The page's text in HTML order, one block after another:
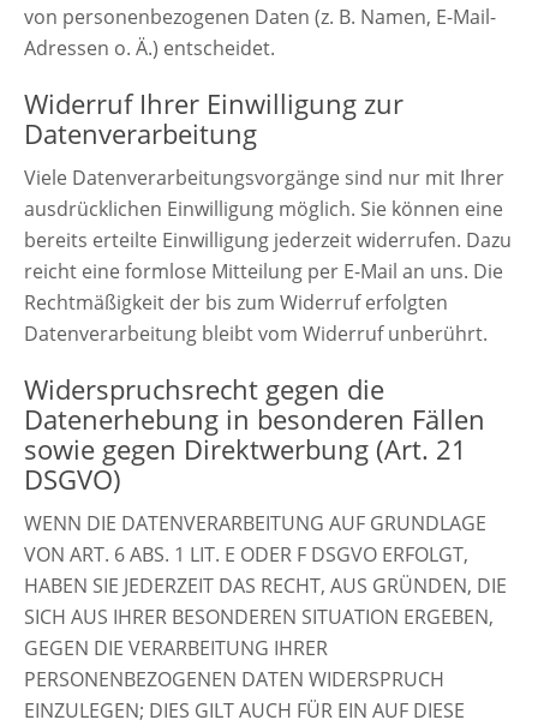
von personenbezogenen Daten (z. B. Namen, E-Mail-
Adressen o. Ä.) entscheidet.
Widerruf Ihrer Einwilligung zur
Datenverarbeitung
Viele Datenverarbeitungsvorgänge sind nur mit Ihrer
ausdrücklichen Einwilligung möglich. Sie können eine
bereits erteilte Einwilligung jederzeit widerrufen. Dazu
reicht eine formlose Mitteilung per E-Mail an uns. Die
Rechtmäßigkeit der bis zum Widerruf erfolgten
Datenverarbeitung bleibt vom Widerruf unberührt.
Widerspruchsrecht gegen die
Datenerhebung in besonderen Fällen
sowie gegen Direktwerbung (Art. 21
DSGVO)
WENN DIE DATENVERARBEITUNG AUF GRUNDLAGE
VON ART. 6 ABS. 1 LIT. E ODER F DSGVO ERFOLGT,
HABEN SIE JEDERZEIT DAS RECHT, AUS GRÜNDEN, DIE
SICH AUS IHRER BESONDEREN SITUATION ERGEBEN,
GEGEN DIE VERARBEITUNG IHRER
PERSONENBEZOGENEN DATEN WIDERSPRUCH
EINZULEGEN; DIES GILT AUCH FÜR EIN AUF DIESE